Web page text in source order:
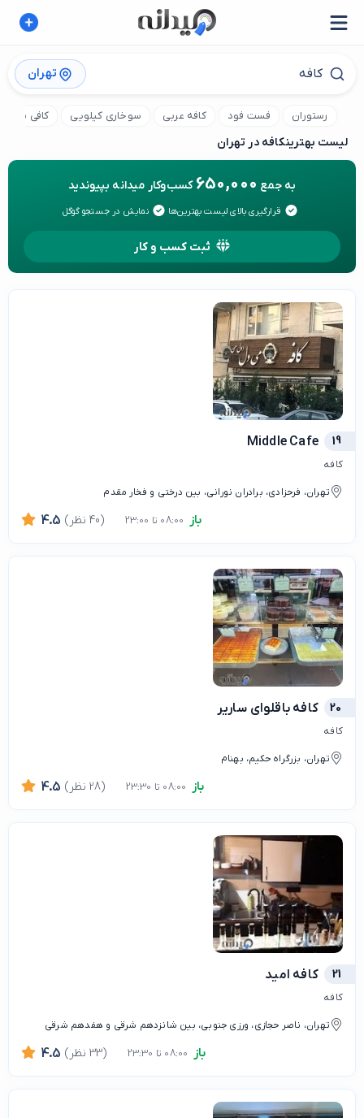
تهران
رستوران فست فود کافه عربی سوخاری کیلویی کافی شاپ
لیست بهترینکافه در تهران
به جمع 650,000 کسب‌وکار میدانه بپیوندید
قرارگیری بالای لیست بهترین‌ها نمایش در جستجو گوگل
ثبت کسب و کار
19
Middle Cafe
کافه
تهران، فرحزادی، برادران نورانی، بین درختی و فخار مقدم
باز 4.5 (40 نظر)
20 کافه باقلوای ساریر
کافه
تهران، بزرگراه حکیم، بهنام
باز 4.5 (28 نظر)
21 کافه امید
کافه
تهران، ناصر حجازی، ورزی جنوبی، بین شانزدهم شرقی و هفدهم شرقی
باز 4.5 (33 نظر)